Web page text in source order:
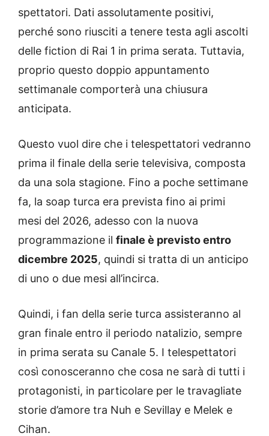
spettatori. Dati assolutamente positivi,
perché sono riusciti a tenere testa agli ascolti
delle fiction di Rai 1 in prima serata. Tuttavia,
proprio questo doppio appuntamento
settimanale comporterà una chiusura
anticipata.
Questo vuol dire che i telespettatori vedranno
prima il finale della serie televisiva, composta
da una sola stagione. Fino a poche settimane
fa, la soap turca era prevista fino ai primi
mesi del 2026, adesso con la nuova
programmazione il finale è previsto entro
dicembre 2025, quindi si tratta di un anticipo
di uno o due mesi all’incirca.
Quindi, i fan della serie turca assisteranno al
gran finale entro il periodo natalizio, sempre
in prima serata su Canale 5. I telespettatori
così conosceranno che cosa ne sarà di tutti i
protagonisti, in particolare per le travagliate
storie d’amore tra Nuh e Sevillay e Melek e
Cihan.